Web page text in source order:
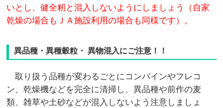
いとし、健全籾と混入しないようにしましょう（自家
乾燥の場合もＪＡ施設利用の場合も同様です）。
異品種・異種穀粒・ 異物混入にご注意！！
取り扱う品種が変わるごとにコンバインやフレコ
ン、乾燥機などを完全に清掃し、異品種や前作の麦
類、雑草や土砂などが混入しないよう注意しましょ